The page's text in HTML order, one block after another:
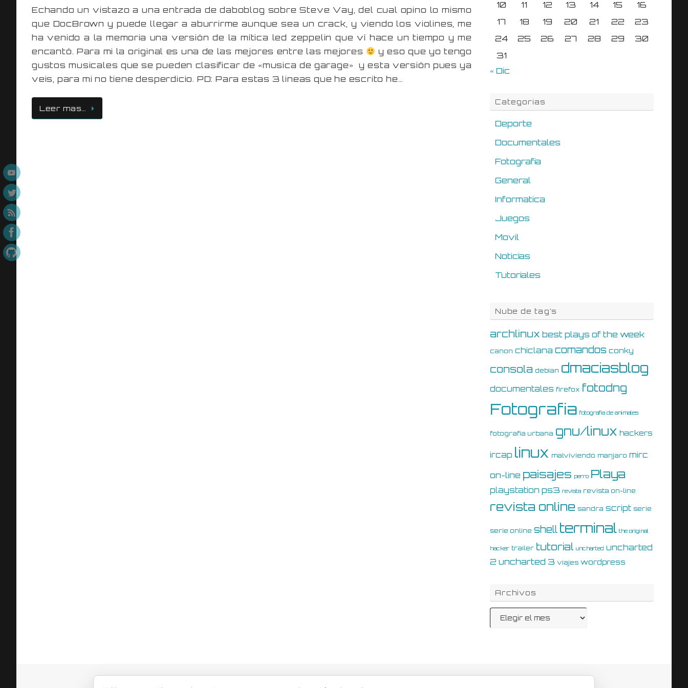
Echando un vistazo a una entrada de daboblog sobre Steve Vay, del cual opino lo mismo
que DocBrown y puede llegar a aburrirme aunque sea un crack, y viendo los violines, me
ha venido a la memoria una versión de la mítica led zeppelin que ví hace un tiempo y me
encantó. Para mi la original es una de las mejores entre las mejores
y eso que yo tengo
gustos musicales que se pueden clasificar de «musica de garage» y esta versión pues ya
veis, para mi no tiene desperdicio. PD: Para estas 3 lineas que he escrito he…
Leer mas…
10
11 12 13 14 15
16
17
18 19 20 21 22
23
24
25 26 27 28 29
30
31
« Dic
Categorias
Deporte
Documentales
Fotografia
General
Informatica
Juegos
Movil
Noticias
Tutoriales
Nube de tag’s
archlinux best plays of the week
canon chiclana comandos conky
consola debian dmaciasblog
documentales firefox fotodng
Fotografia fotografia de animales
fotografia urbana gnu/linux hackers
ircap linux malviviendo manjaro mirc
on-line paisajes perro Playa
playstation ps3 revista revista on-line
revista online sandra script serie
serie online shell terminal the original
hacker trailer tutorial uncharted uncharted
2 uncharted 3 viajes wordpress
Archivos
Archivos